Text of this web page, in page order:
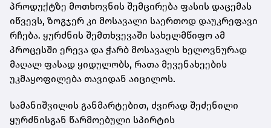
პროდუქტზე მოთხოვნის შემცირება ფასის დაცემას
იწვევს, ზოგჯერ კი მოსავალი საერთოდ დაუკრეფავი
რჩება. ყურძნის შემთხვევაში სახელმწიფო ამ
პროცესში ერევა და ჭარბ მოსავალს ხელოვნურად
მაღალ ფასად ყიდულობს, რათა მევენახეების
უკმაყოფილება თავიდან აიცილოს.
სამანიშვილის განმარტებით, ძვირად შეძენილი
ყურძნისგან წარმოებული სპირტის